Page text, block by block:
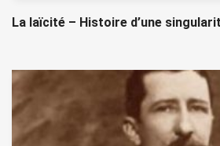
La laïcité – Histoire d’une